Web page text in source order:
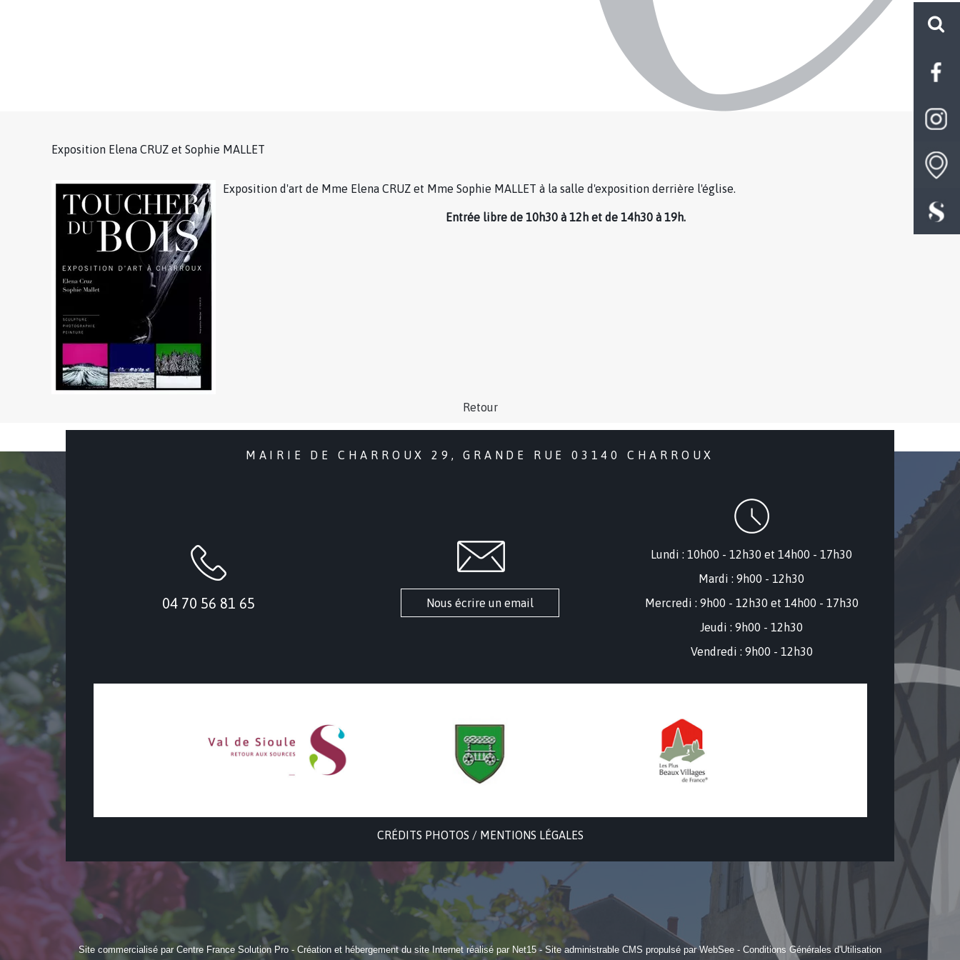
Exposition Elena CRUZ et Sophie MALLET
Exposition d'art de Mme Elena CRUZ et Mme Sophie MALLET à la salle d'exposition derrière l'église.
Entrée libre de 10h30 à 12h et de 14h30 à 19h.
Retour
MAIRIE DE CHARROUX 29, GRANDE RUE 03140 CHARROUX
04 70 56 81 65 Nous écrire un email
Lundi : 10h00 - 12h30 et 14h00 - 17h30
Mardi : 9h00 - 12h30
Mercredi : 9 h00 - 12h30 et 14h00 - 17h30
Jeudi : 9h00 - 12h30
Vendredi : 9h00 - 12h30
CRÉDITS PHOTOS / MENTIONS LÉGALES
Site commercialisé par Centre France Solution Pro - Création et hébergement du site Internet réalisé par Net15-Site administrable CMS propulsé par WebSee - Conditions Générales d'Utilisation